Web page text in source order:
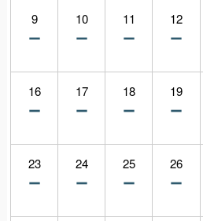
9 10 11 12
16 17 18 19
23 24 25 26